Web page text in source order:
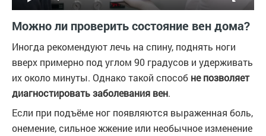
Можно ли проверить состояние вен дома?
Иногда рекомендуют лечь на спину, поднять ноги
вверх примерно под углом 90 градусов и удерживать
их около минуты. Однако такой способ не позволяет
диагностировать заболевания вен.
Если при подъёме ног появляются выраженная боль,
онемение, сильное жжение или необычное изменение